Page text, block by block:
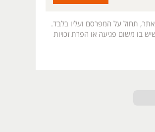
תחול על המפרסם ועליו בלבד.
בו משום פגיעה או הפרת זכויות